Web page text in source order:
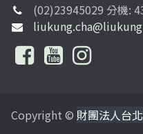
(02)23945029 分機:
Copyright © 財團法人台